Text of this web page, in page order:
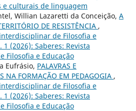
e culturais de linguagem
Willian Lazaretti da Conceição, A
DE RESISTÊNCIA ,
de Filosofia e
1 (2026): Saberes: Revista
Filosofia e Educação
Eufrásio, PALAVRAS E
NA FORMAÇÃO EM PEDAGOGIA ,
de Filosofia e
1 (2026): Saberes: Revista
Filosofia e Educação